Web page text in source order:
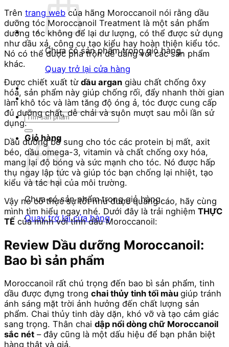
Chưa có sản phẩm trong giỏ hàng.
Quay trở lại cửa hàng
Tìm
kiếm:
Giỏ hàng
Chưa có sản phẩm trong giỏ hàng.
Quay trở lại cửa hàng
Trên trang web của hãng Moroccanoil nói rằng dầu
dưỡng tóc Moroccanoil Treatment là một sản phẩm
dưỡng tóc không để lại dư lượng, có thể được sử dụng
như dầu xả, công cụ tạo kiểu hay hoàn thiện kiểu tóc.
Nó có thể được pha trộn dễ dàng với các sản phẩm
khác.
Được chiết xuất từ dầu argan giàu chất chống ôxy
hóa, sản phẩm này giúp chống rối, đẩy nhanh thời gian
làm khô tóc và làm tăng độ óng ả, tóc được cung cấp
đủ dưỡng chất, dễ chải và suôn mượt sau mỗi lần sử
dụng.
Dầu dưỡng bổ sung cho tóc các protein bị mất, axit
béo, dầu omega-3, vitamin và chất chống oxy hóa,
mang lại độ bóng và sức mạnh cho tóc. Nó được hấp
thụ ngay lập tức và giúp tóc bạn chống lại nhiệt, tạo
kiểu và tác hại của môi trường.
Vậy nó có thực sự tốt như được quảng cáo, hãy cùng
mình tìm hiểu ngay nhé. Dưới đây là trải nghiệm THỰC
TẾ của mình với tinh dầu Moroccanoil:
Review Dầu dưỡng Moroccanoil:
Bao bì sản phẩm
Moroccanoil rất chú trọng đến bao bì sản phẩm, tinh
dầu được đựng trong chai thủy tinh tối màu giúp tránh
ánh sáng mặt trời ảnh hưởng đến chất lượng sản
phẩm. Chai thủy tinh dày dặn, khó vỡ và tạo cảm giác
sang trọng. Thân chai dập nổi dòng chữ Moroccanoil
sắc nét – đây cũng là một dấu hiệu để bạn phân biệt
hàng thật và giả.